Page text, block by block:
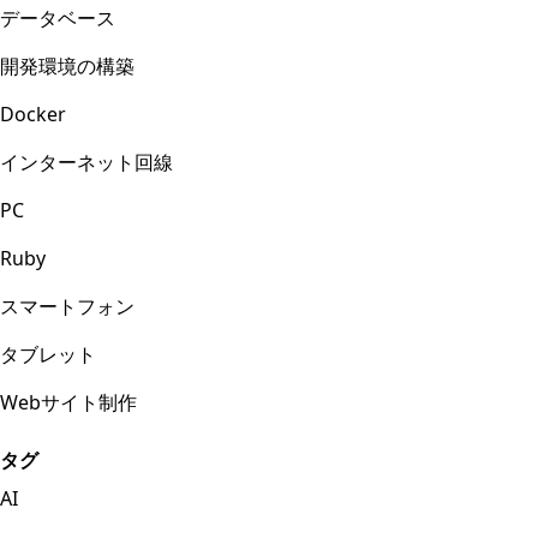
データベース
開発環境の構築
Docker
インターネット回線
PC
Ruby
スマートフォン
タブレット
Webサイト制作
タグ
AI